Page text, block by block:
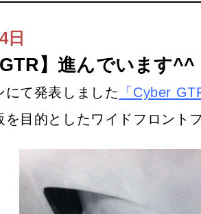
日
GTR】進んでいます^^
にて発表しました
「Cyber
を目的としたワイドフロント